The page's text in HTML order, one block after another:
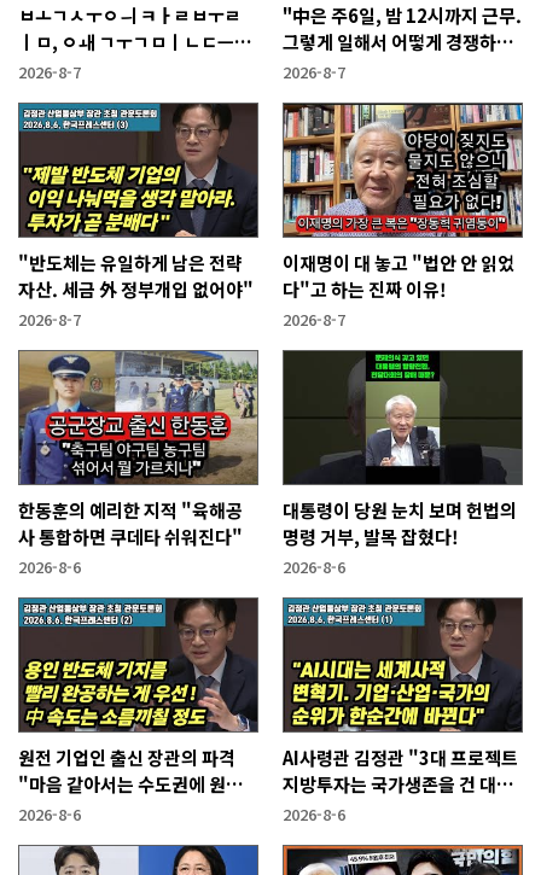
ㅂㅗㄱㅅㅜㅇㅢ ㅋㅏㄹㅂㅜㄹ
ㅣㅁ, ㅇㅙ ㄱㅜㄱㅁㅣㄴㄷㅡㄹ
ㅇㅣ ㄷㅏㅇㅎㅐㅇㅑ ㅎㅏㄴㅏ?
2026-8-7
"中은 주6일, 밤 12시까지 근무.
그렇게 일해서 어떻게 경쟁하냐
반문하더라"
2026-8-7
"반도체는 유일하게 남은 전략
자산. 세금 外 정부개입 없어야"
2026-8-7
이재명이 대 놓고 "법안 안 읽었
다"고 하는 진짜 이유!
2026-8-7
한동훈의 예리한 지적 "육해공
사 통합하면 쿠데타 쉬워진다"
2026-8-6
대통령이 당원 눈치 보며 헌법의
명령 거부, 발목 잡혔다!
2026-8-6
원전 기업인 출신 장관의 파격
"마음 같아서는 수도권에 원전
짓고싶다"
2026-8-6
AI사령관 김정관 "3대 프로젝트
지방투자는 국가생존을 건 대전
략"
2026-8-6